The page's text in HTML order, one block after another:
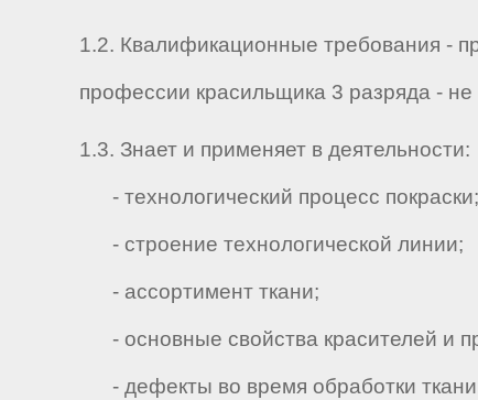
1.2. Квалификационные требования -
профессии красильщика 3 разряда - не
1.3. Знает и применяет в деятельности:
- технологический процесс покраски;
- строение технологической линии;
- ассортимент ткани;
- основные свойства красителей и
- дефекты во время обработки